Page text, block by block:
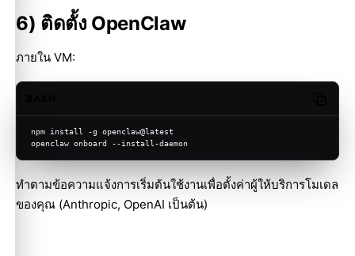
6) ติดตั้ง OpenClaw
ภายใน VM:
npm install -g openclaw@latest
openclaw onboard --install-daemon
ทำตามข้อความแจ้งการเริ่มต้นใช้งานเพื่อตั้งค่าผู้ให้บริการโมเดล
ของคุณ (Anthropic, OpenAI เป็นต้น)